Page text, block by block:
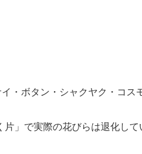
・ボタン・シャクヤク・コス
」で実際の花びらは退化して